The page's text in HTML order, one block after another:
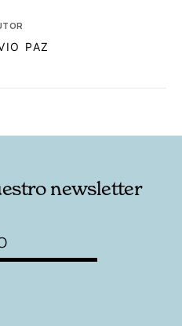
PAZ
newsletter